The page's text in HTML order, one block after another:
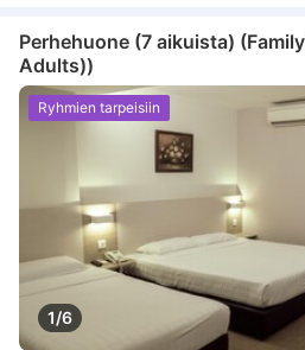
Perhehuone (7 aikuista)
Adults))
1/6
Ryhmien tarpeisiin